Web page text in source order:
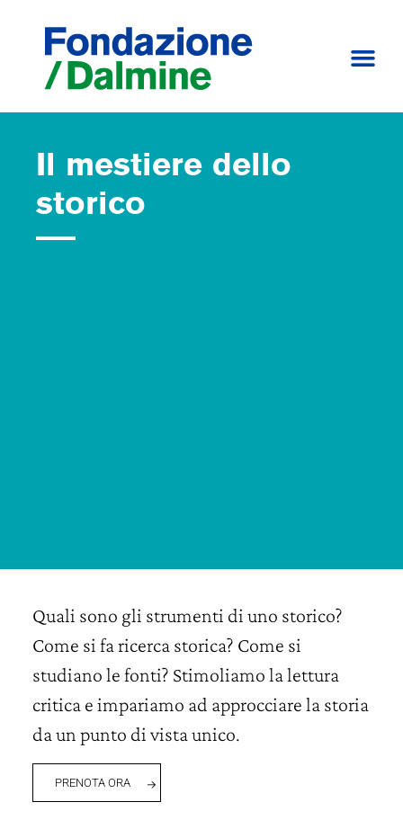
Il mestiere dello
storico
Quali sono gli strumenti di uno storico?
Come si fa ricerca storica? Come si
studiano le fonti? Stimoliamo la lettura
critica e impariamo ad approcciare la storia
da un punto di vista unico.
PRENOTA ORA